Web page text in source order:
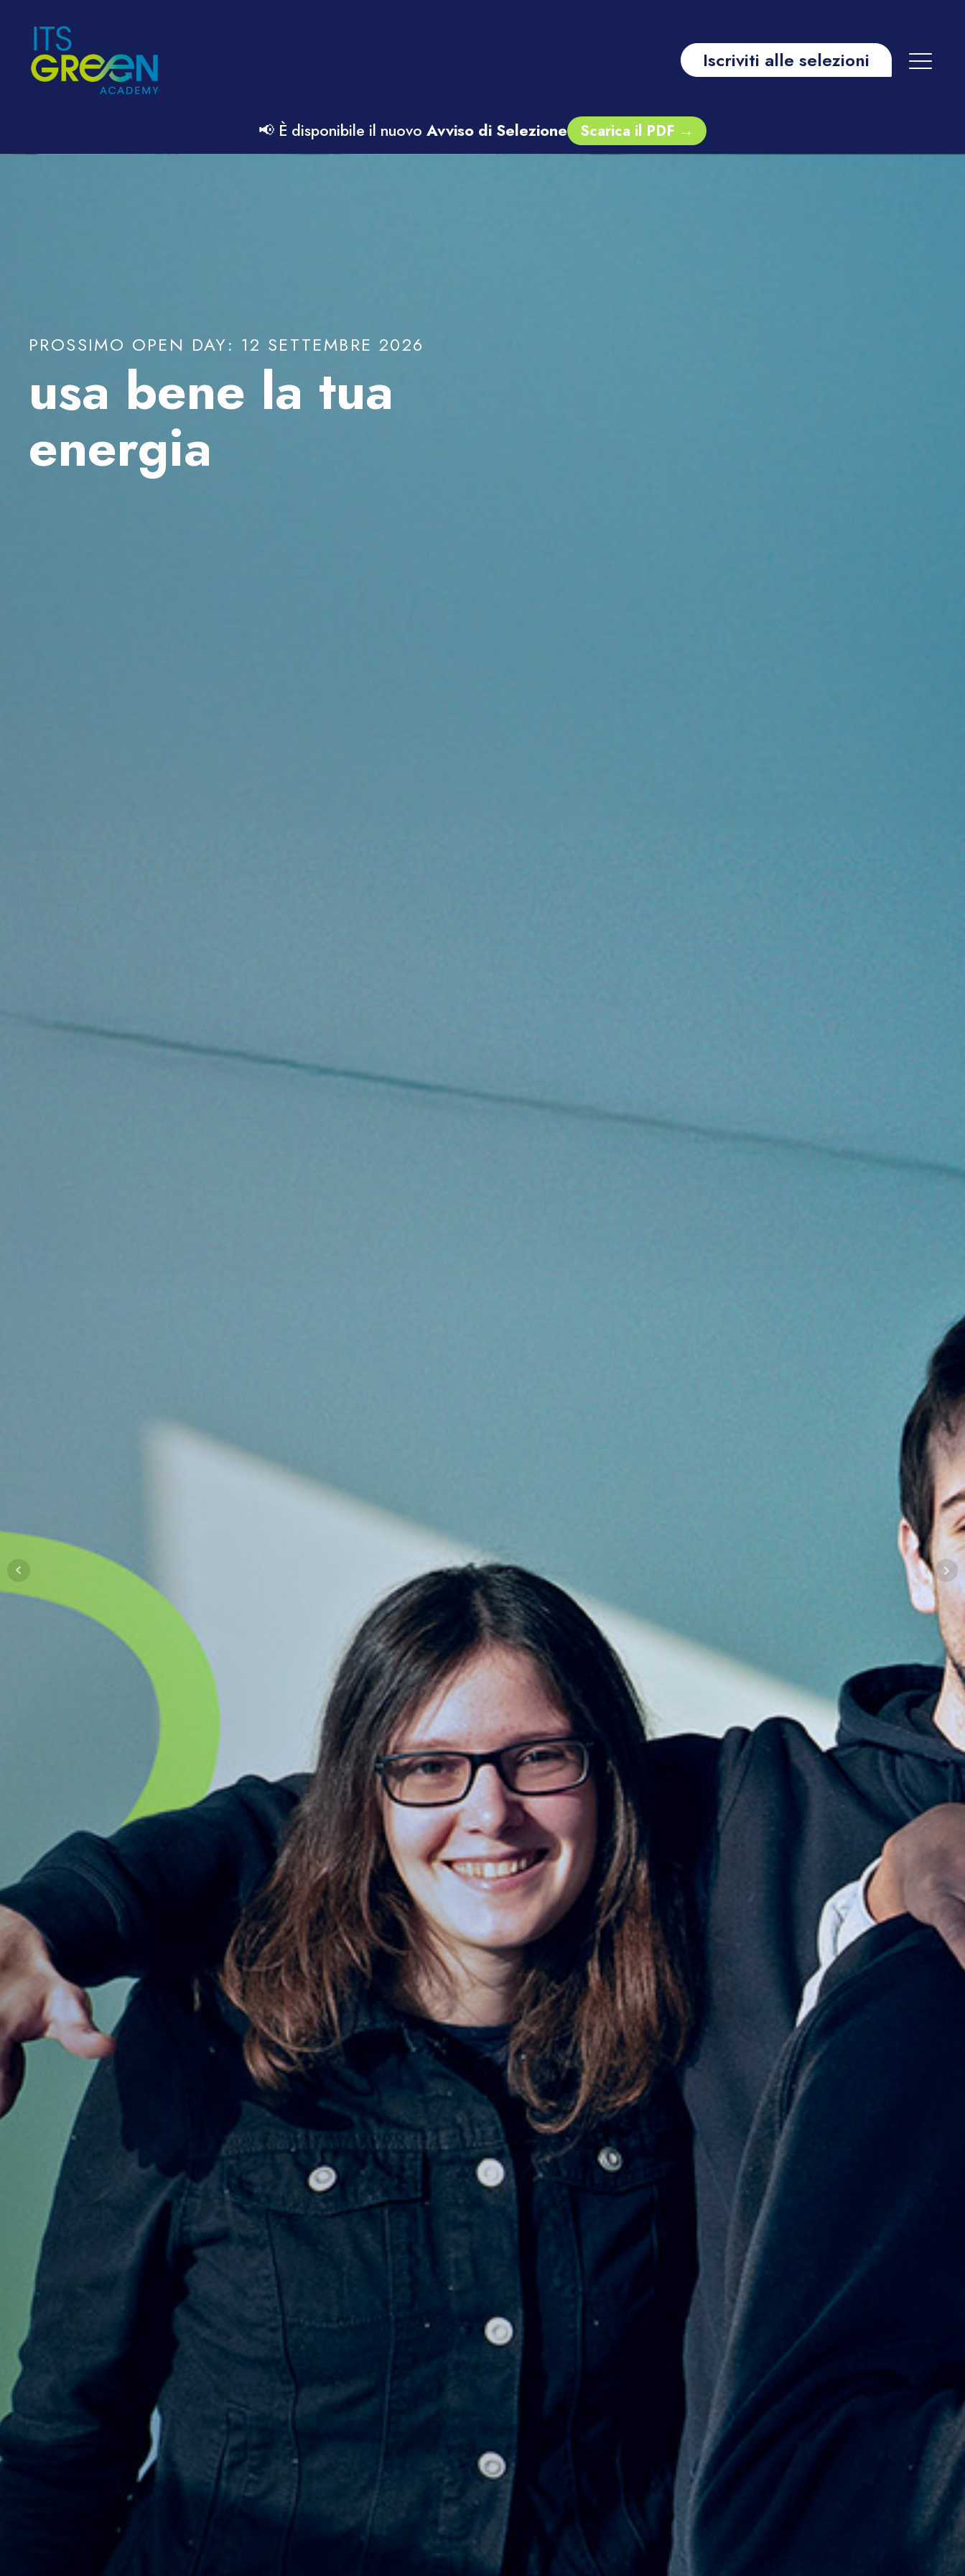
Iscriviti alle selezioni
📢 È disponibile il nuovo Avviso di Selezione Scarica il PDF →
LA FORMAZIONE POST DIPLOMA
ogni passo lascia
un segno